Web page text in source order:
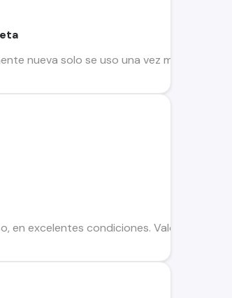
nueva solo se uso una vez me costó
en excelentes condiciones. Valor la